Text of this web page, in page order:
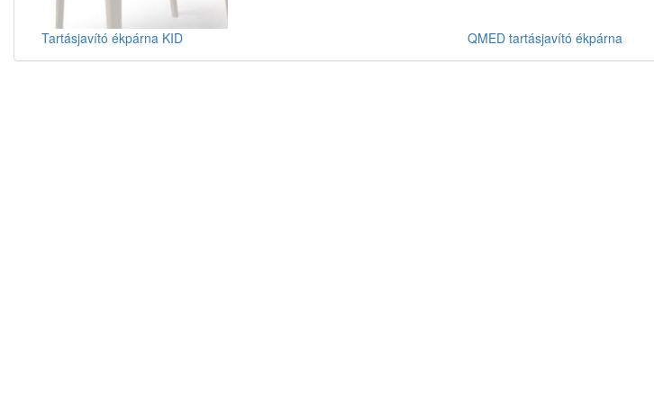
Tartásjavító ékpárna KID QMED tartásjavító ékpárna